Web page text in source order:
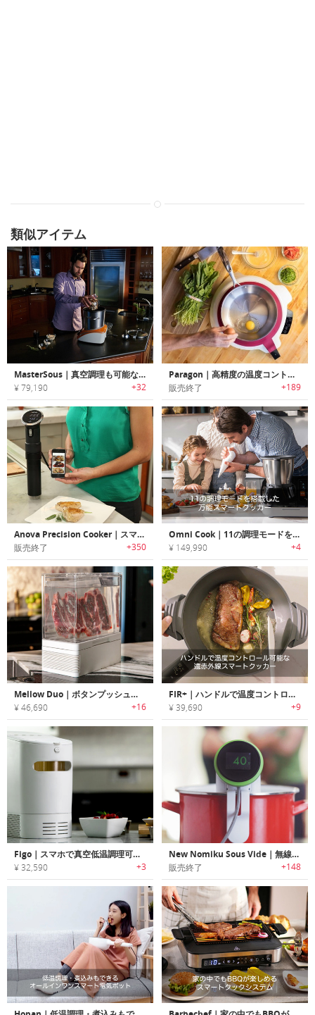
類似アイテム
MasterSous｜真空調理も可能な8-in-1スマートクッカー「マスタースー」
¥ 79,190 +32
Paragon｜高精度の温度コントロールで完璧な調理を可能にするスマートクッキングシステム「パラゴン」
販売終了 +189
Anova Precision Cooker｜スマホで真空調理
販売終了 +350
Omni Cook｜11の調理モードを搭載した万能スマートクッカー「オムニクック」
¥ 149,990 +4
Mellow Duo｜ボタンプッシュで調理可能な真空調理器「メローデュオ」
¥ 46,690 +16
FIR+｜ハンドルで温度コントロール可能な遠赤外線スマートクッカー
¥ 39,690 +9
Figo｜スマホで真空低温調理可能なスマートクッキングデバイス「フィーゴ」
¥ 32,590 +3
New Nomiku Sous Vide｜無線LAN接続可能な真空調理用イマージョンサーキュレーター
販売終了 +148